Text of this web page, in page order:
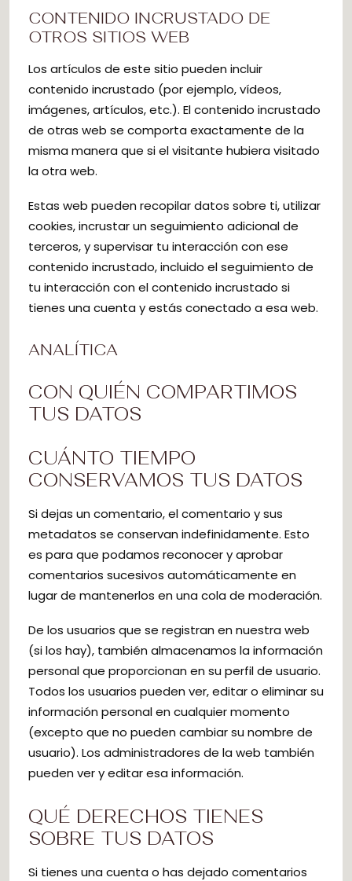
CONTENIDO INCRUSTADO DE
OTROS SITIOS WEB
Los artículos de este sitio pueden incluir
contenido incrustado (por ejemplo, vídeos,
imágenes, artículos, etc.). El contenido incrustado
de otras web se comporta exactamente de la
misma manera que si el visitante hubiera visitado
la otra web.
Estas web pueden recopilar datos sobre ti, utilizar
cookies, incrustar un seguimiento adicional de
terceros, y supervisar tu interacción con ese
contenido incrustado, incluido el seguimiento de
tu interacción con el contenido incrustado si
tienes una cuenta y estás conectado a esa web.
ANALÍTICA
CON QUIÉN COMPARTIMOS
TUS DATOS
CUÁNTO TIEMPO
CONSERVAMOS TUS DATOS
Si dejas un comentario, el comentario y sus
metadatos se conservan indefinidamente. Esto
es para que podamos reconocer y aprobar
comentarios sucesivos automáticamente en
lugar de mantenerlos en una cola de moderación.
De los usuarios que se registran en nuestra web
(si los hay), también almacenamos la información
personal que proporcionan en su perfil de usuario.
Todos los usuarios pueden ver, editar o eliminar su
información personal en cualquier momento
(excepto que no pueden cambiar su nombre de
usuario). Los administradores de la web también
pueden ver y editar esa información.
QUÉ DERECHOS TIENES
SOBRE TUS DATOS
Si tienes una cuenta o has dejado comentarios